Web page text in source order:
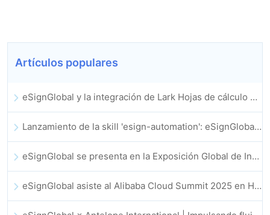
Artículos populares
eSignGlobal y la integración de Lark Hojas de cálculo multidimensional se lanzan oficialmente: firma y archivo de contratos electrónicos totalmente automatizados
Lanzamiento de la skill 'esign-automation': eSignGlobal impulsa a OpenClaw con firmas electrónicas automatizadas
eSignGlobal se presenta en la Exposición Global de Innovación GIS 2025
eSignGlobal asiste al Alibaba Cloud Summit 2025 en Hong Kong, para discutir conjuntamente el futuro de la innovación en la nube impulsada por la IA y la confianza digital